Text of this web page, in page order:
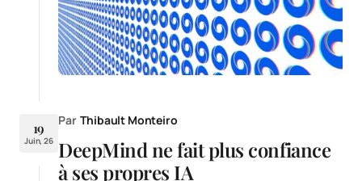
19
Juin, 26
Par Thibault Monteiro
DeepMind ne fait plus confiance
à ses propres IA